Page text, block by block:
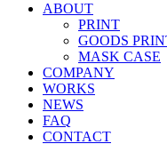
ABOUT
PRINT
GOODS
MASK CASE
COMPANY
WORKS
NEWS
FAQ
CONTACT